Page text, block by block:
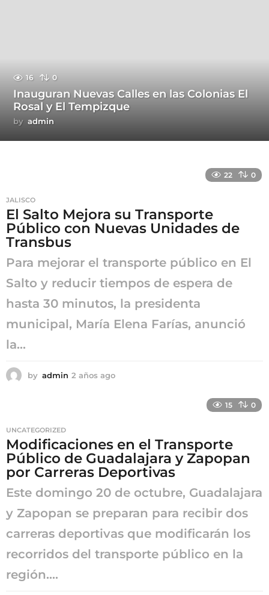
16 0
Inauguran Nuevas Calles en las Colonias El
Rosal y El Tempizque
by admin
22 0
JALISCO
El Salto Mejora su Transporte
Público con Nuevas Unidades de
Transbus
Para mejorar el transporte público en El
Salto y reducir tiempos de espera de
hasta 30 minutos, la presidenta
municipal, María Elena Farías, anunció
la...
by admin 2 años ago
g
o
15 0
UNCATEGORIZED
Modificaciones en el Transporte
Público de Guadalajara y Zapopan
por Carreras Deportivas
Este domingo 20 de octubre, Guadalajara
y Zapopan se preparan para recibir dos
carreras deportivas que modificarán los
recorridos del transporte público en la
región....